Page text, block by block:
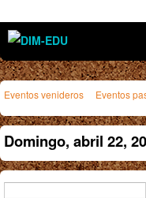
Eventos venideros Eventos
Domingo, abril 22,